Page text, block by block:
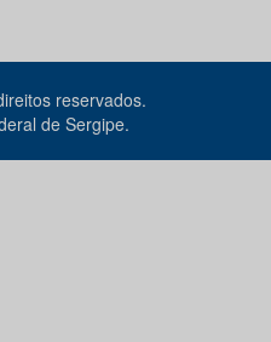
reservados.
de Sergipe.